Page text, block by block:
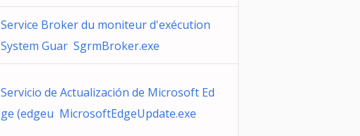
Service Broker du moniteur d'exécution
System Guar SgrmBroker.exe
Servicio de Actualización de Microsoft Ed
ge (edgeu MicrosoftEdgeUpdate.exe